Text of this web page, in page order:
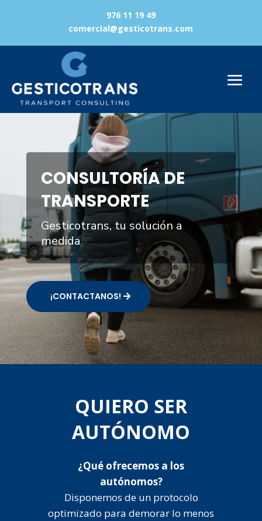
976 11 19 49
comercial@gesticotrans.com
CONSULTORÍA DE
TRANSPORTE
Gesticotrans, tu solución a
medida
¡CONTACTANOS!
QUIERO SER
AUTÓNOMO
¿Qué ofrecemos a los
autónomos?
Disponemos de un protocolo
optimizado para demorar lo menos